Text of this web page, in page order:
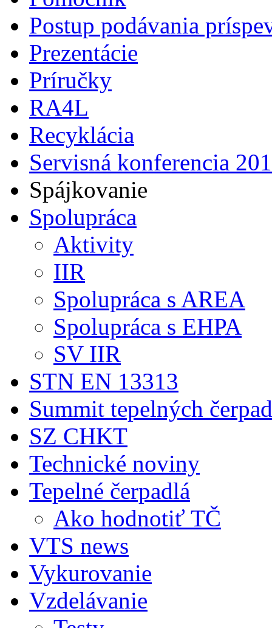
Postup podávania
Prezentácie
Príručky
RA4L
Recyklácia
Servisná konferencia
Spájkovanie
Spolupráca
Aktivity
IIR
Spolupráca s AREA
Spolupráca s EHPA
SV IIR
STN EN 13313
Summit tepelných
SZ CHKT
Technické noviny
Tepelné čerpadlá
Ako hodnotiť TČ
VTS news
Vykurovanie
Vzdelávanie